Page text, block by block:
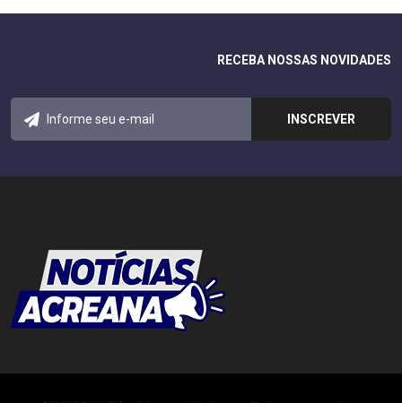
RECEBA NOSSAS NOVIDADES